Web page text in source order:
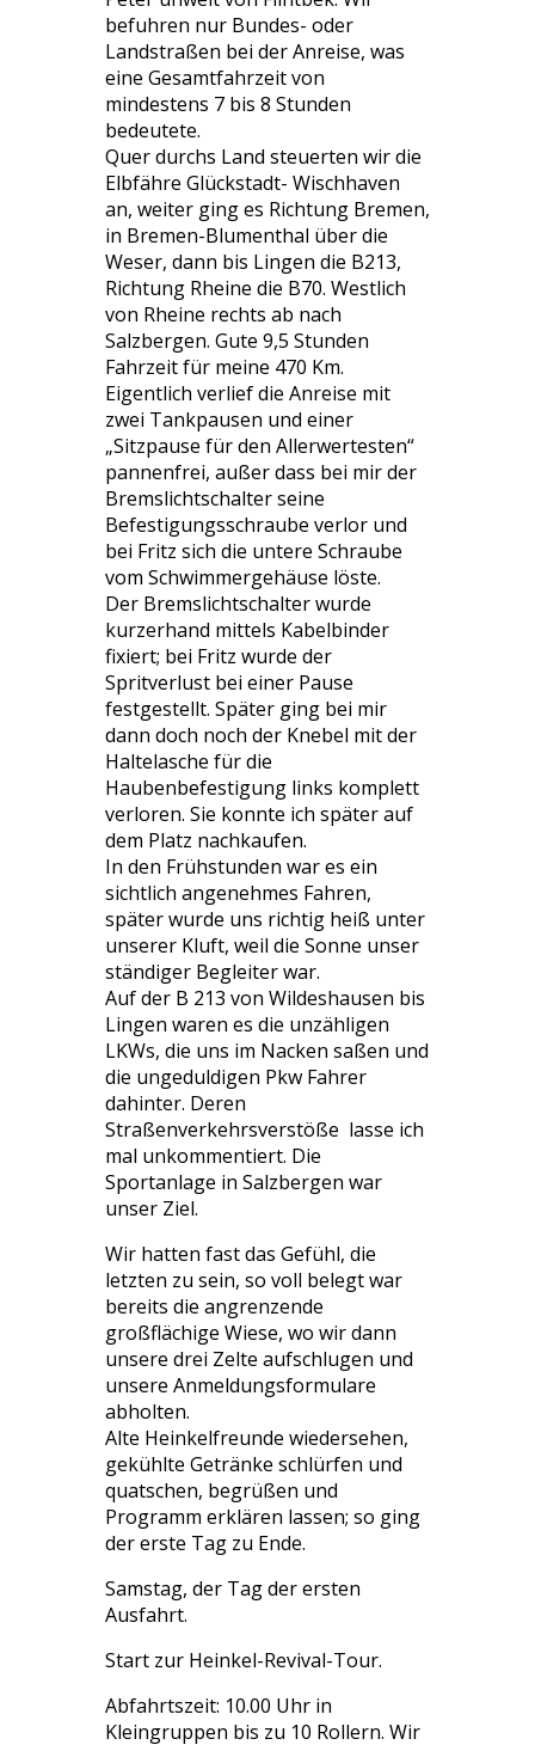
befuhren nur Bundes- oder
Landstraßen bei der Anreise, was
eine Gesamtfahrzeit von
mindestens 7 bis 8 Stunden
bedeutete.
Quer durchs Land steuerten wir die
Elbfähre Glückstadt- Wischhaven
an, weiter ging es Richtung Bremen,
in Bremen-Blumenthal über die
Weser, dann bis Lingen die B213,
Richtung Rheine die B70. Westlich
von Rheine rechts ab nach
Salzbergen. Gute 9,5 Stunden
Fahrzeit für meine 470 Km.
Eigentlich verlief die Anreise mit
zwei Tankpausen und einer
„Sitzpause für den Allerwertesten“
pannenfrei, außer dass bei mir der
Bremslichtschalter seine
Befestigungsschraube verlor und
bei Fritz sich die untere Schraube
vom Schwimmergehäuse löste.
Der Bremslichtschalter wurde
kurzerhand mittels Kabelbinder
fixiert; bei Fritz wurde der
Spritverlust bei einer Pause
festgestellt. Später ging bei mir
dann doch noch der Knebel mit der
Haltelasche für die
Haubenbefestigung links komplett
verloren. Sie konnte ich später auf
dem Platz nachkaufen.
In den Frühstunden war es ein
sichtlich angenehmes Fahren,
später wurde uns richtig heiß unter
unserer Kluft, weil die Sonne unser
ständiger Begleiter war.
Auf der B 213 von Wildeshausen bis
Lingen waren es die unzähligen
LKWs, die uns im Nacken saßen und
die ungeduldigen Pkw Fahrer
dahinter. Deren
Straßenverkehrsverstöße lasse ich
mal unkommentiert. Die
Sportanlage in Salzbergen war
unser Ziel.
Wir hatten fast das Gefühl, die
letzten zu sein, so voll belegt war
bereits die angrenzende
großflächige Wiese, wo wir dann
unsere drei Zelte aufschlugen und
unsere Anmeldungsformulare
abholten.
Alte Heinkelfreunde wiedersehen,
gekühlte Getränke schlürfen und
quatschen, begrüßen und
Programm erklären lassen; so ging
der erste Tag zu Ende.
Samstag, der Tag der ersten
Ausfahrt.
Start zur Heinkel-Revival-Tour.
Abfahrtszeit: 10.00 Uhr in
Kleingruppen bis zu 10 Rollern. Wir